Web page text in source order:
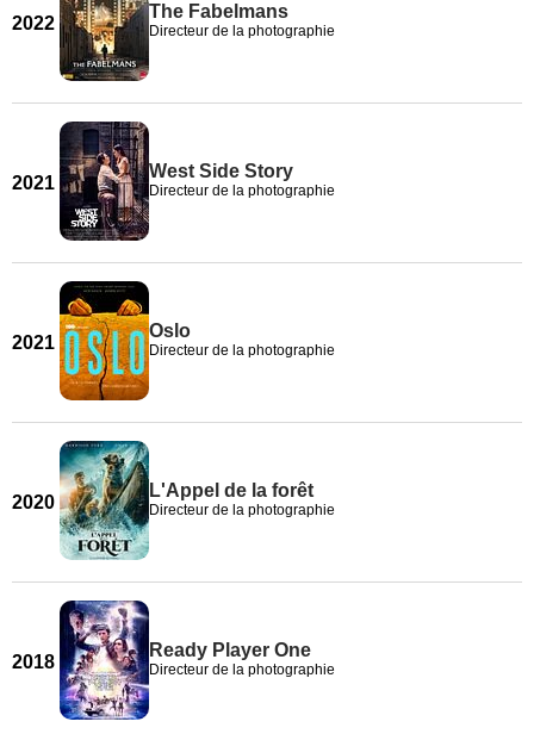
2022
The Fabelmans
Directeur de la photographie
2021
West Side Story
Directeur de la photographie
2021
Oslo
Directeur de la photographie
2020
L'Appel de la forêt
Directeur de la photographie
2018
Ready Player One
Directeur de la photographie